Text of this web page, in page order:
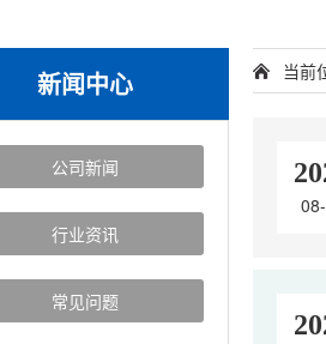
新闻中心
公司新闻
行业资讯
常见问题
当前